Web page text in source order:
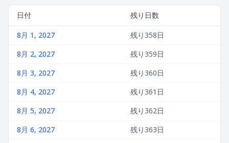
日付 残り日数
8月 1, 2027
残り358日
8月 2, 2027
残り359日
8月 3, 2027
残り360日
8月 4, 2027
残り361日
8月 5, 2027
残り362日
8月 6, 2027
残り363日